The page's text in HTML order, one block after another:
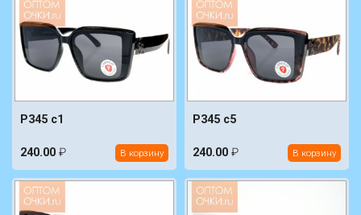
P345 c1
240.00 ₽ В корзину
P345 c5
240.00 ₽ В корзину